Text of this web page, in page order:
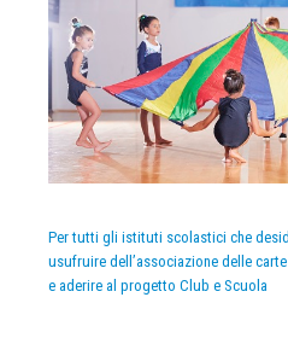
Per tutti gli istituti scolastici che
usufruire dell’associazione delle
e aderire al progetto Club e Scuola